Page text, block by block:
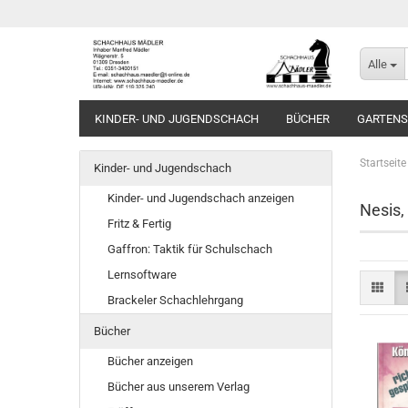
Alle
KINDER- UND JUGENDSCHACH BÜCHER
Startseite
Nesis,
Kinder- und Jugendschach
Kinder- und Jugendschach anzeigen
Fritz & Fertig
Gaffron: Taktik für Schulschach
Lernsoftware
Brackeler Schachlehrgang
Bücher
Bücher anzeigen
Bücher aus unserem Verlag